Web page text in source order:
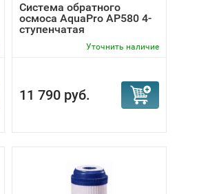
Система обратного
осмоса AquaPro AP580 4-
ступенчатая
Уточнить наличие
11 790 руб.